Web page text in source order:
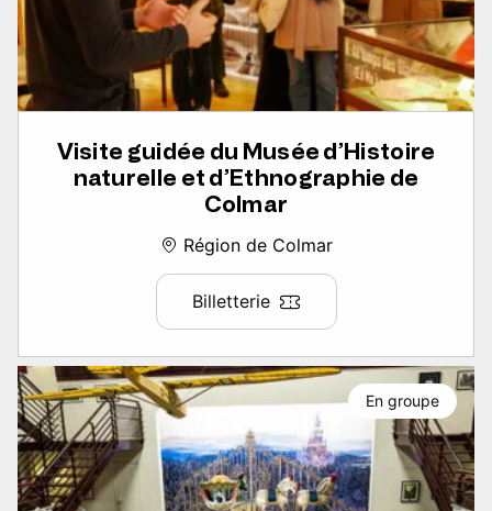
Visite guidée du Musée d’Histoire
naturelle et d’Ethnographie de
Colmar
Région de Colmar
Billetterie
En groupe